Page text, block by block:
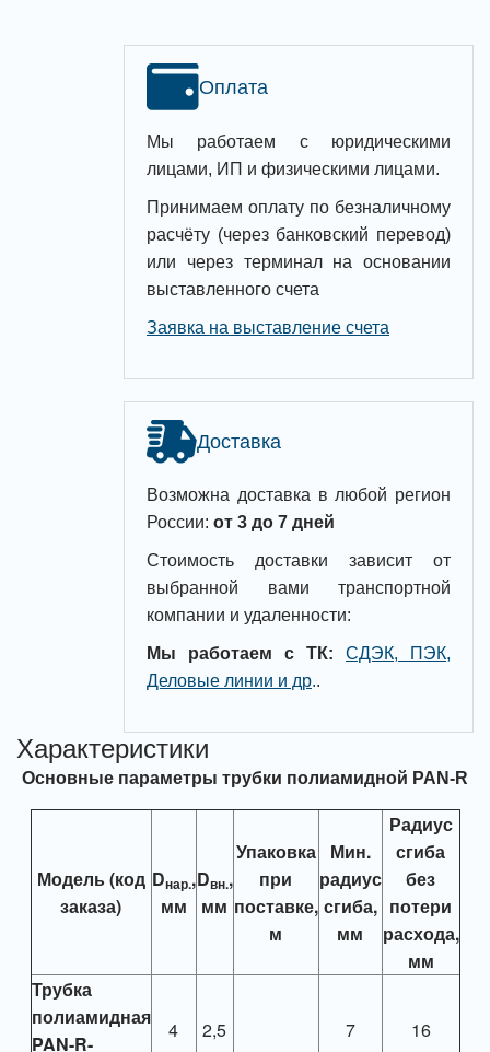
Оплата
Мы работаем с юридическими
лицами, ИП и физическими лицами.
Принимаем оплату по безналичному
расчёту (через банковский перевод)
или через терминал на основании
выставленного счета
Заявка на выставление счета
Доставка
Возможна доставка в любой регион
России: от 3 до 7 дней
Стоимость доставки зависит от
выбранной вами транспортной
компании и удаленности:
Мы работаем с ТК:
СДЭК, ПЭК,
Деловые линии и др..
Характеристики
Основные параметры трубки полиамидной PAN-R
Модель (код
заказа)
Dнар.,
мм
Dвн.,
мм
Упаковка
при
поставке,
м
Мин.
радиус
сгиба,
мм
Радиус
сгиба
без
потери
расхода,
мм
Трубка
полиамидная
PAN-R-
4 2,5 7 16